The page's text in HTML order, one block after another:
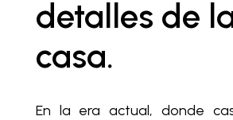
detalles de
casa.
En la era actual, donde